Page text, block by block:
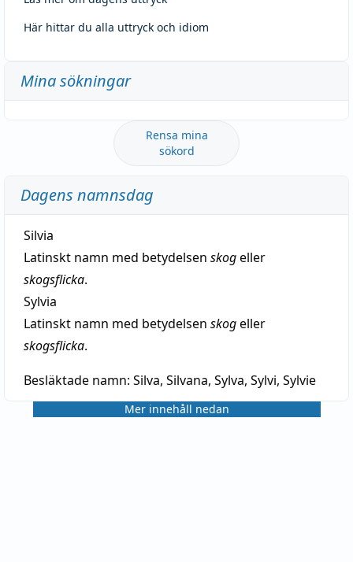
Här hittar du alla uttryck och idiom
Mina sökningar
Rensa mina
sökord
Dagens namnsdag
Silvia
Latinskt namn med betydelsen skogeller
skogsflicka.
Sylvia
Latinskt namn med betydelsen skogeller
skogsflicka.
Besläktade namn: Silva, Silvana, Sylva, Sylvi, Sylvie
Mer innehåll nedan